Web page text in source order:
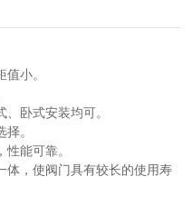
值小。
卧式安装均可。
。
能可靠。
体，使阀门具有较长的使用寿